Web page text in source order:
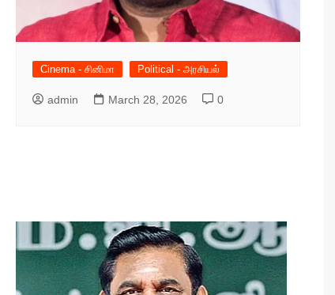
Cinema - சினிமா Political - அரசியல்
admin March 28, 2026 0